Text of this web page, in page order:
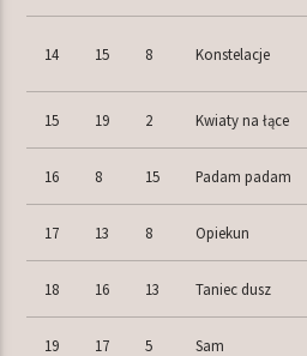
14 15 8 Konstelacje
15 19 2 Kwiaty na łące
16 8 15 Padam padam
17 13 8 Opiekun
18 16 13 Taniec dusz
19 17 5 Sam